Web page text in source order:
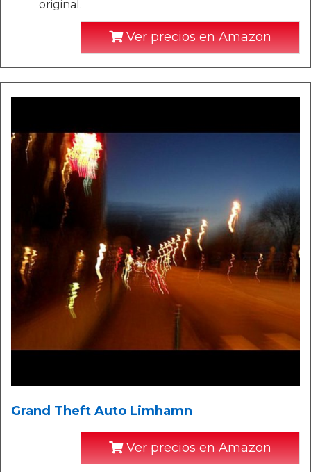
original.
Ver precios en Amazon
Grand Theft Auto Limhamn
Ver precios en Amazon